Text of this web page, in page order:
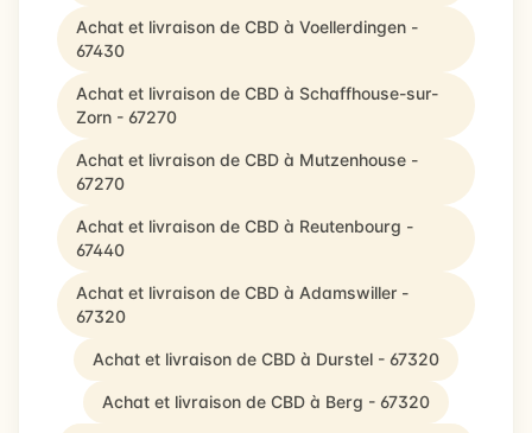
Achat et livraison de CBD à Voellerdingen -
67430
Achat et livraison de CBD à Schaffhouse-sur-
Zorn - 67270
Achat et livraison de CBD à Mutzenhouse -
67270
Achat et livraison de CBD à Reutenbourg -
67440
Achat et livraison de CBD à Adamswiller -
67320
Achat et livraison de CBD à Durstel - 67320
Achat et livraison de CBD à Berg - 67320